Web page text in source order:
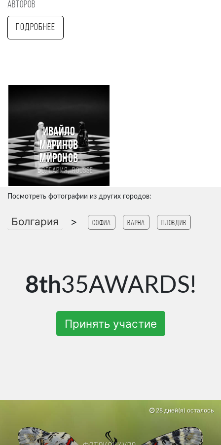
авторов
Подробнее
Ивайло
Маринов
Миронов
Болгария,Rousse
Посмотреть фотографии из других городов:
Болгария > Софиа Варна Пловдив
8th35AWARDS!
Принять участие
28 дней(я) осталось